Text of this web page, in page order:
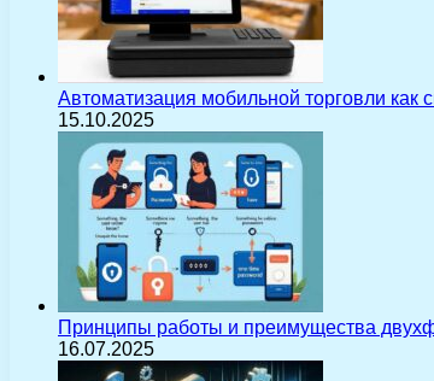
Автоматизация мобильной торговли как
15.10.2025
Принципы работы и преимущества
16.07.2025